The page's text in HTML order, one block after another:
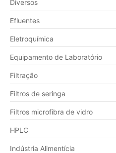
Diversos
Efluentes
Eletroquímica
Equipamento de Laboratório
Filtração
Filtros de seringa
Filtros microfibra de vidro
HPLC
Indústria Alimentícia